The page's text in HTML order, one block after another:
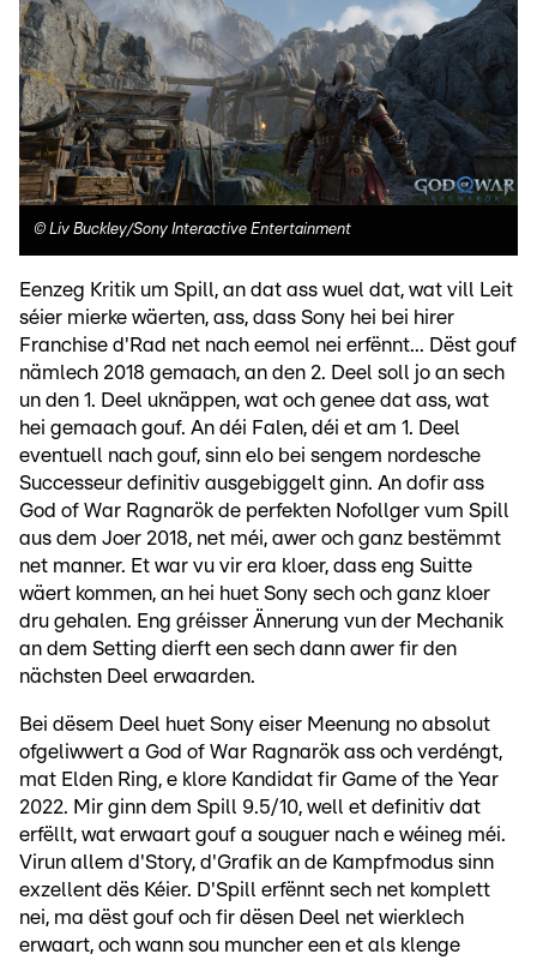
© Liv Buckley/Sony Interactive Entertainment
Eenzeg Kritik um Spill, an dat ass wuel dat, wat vill Leit
séier mierke wäerten, ass, dass Sony hei bei hirer
Franchise d'Rad net nach eemol nei erfënnt... Dëst gouf
nämlech 2018 gemaach, an den 2. Deel soll jo an sech
un den 1. Deel uknäppen, wat och genee dat ass, wat
hei gemaach gouf. An déi Falen, déi et am 1. Deel
eventuell nach gouf, sinn elo bei sengem nordesche
Successeur definitiv ausgebiggelt ginn. An dofir ass
God of War Ragnarök de perfekten Nofollger vum Spill
aus dem Joer 2018, net méi, awer och ganz bestëmmt
net manner. Et war vu vir era kloer, dass eng Suitte
wäert kommen, an hei huet Sony sech och ganz kloer
dru gehalen. Eng gréisser Ännerung vun der Mechanik
an dem Setting dierft een sech dann awer fir den
nächsten Deel erwaarden.
Bei dësem Deel huet Sony eiser Meenung no absolut
ofgeliwwert a God of War Ragnarök ass och verdéngt,
mat Elden Ring, e klore Kandidat fir Game of the Year
2022. Mir ginn dem Spill 9.5/10, well et definitiv dat
erfëllt, wat erwaart gouf a souguer nach e wéineg méi.
Virun allem d'Story, d'Grafik an de Kampfmodus sinn
exzellent dës Kéier. D'Spill erfënnt sech net komplett
nei, ma dëst gouf och fir dësen Deel net wierklech
erwaart, och wann sou muncher een et als klenge